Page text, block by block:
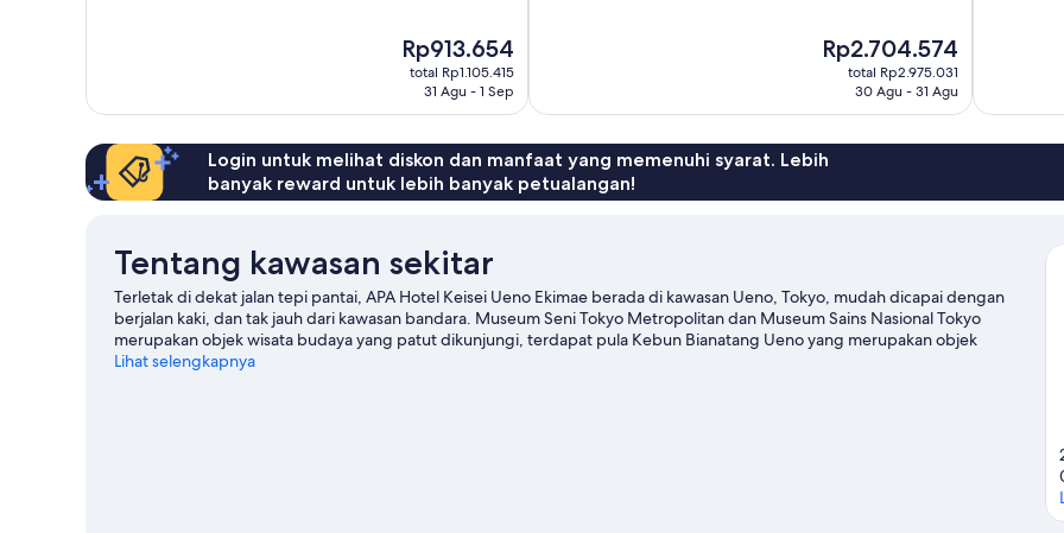
Harga
sekarang
Rp913.654
Rp913.654
total Rp1.105.415
31 Agu - 1 Sep
Harga
sekarang
Rp2.704.574
Rp2.704.574
total Rp2.975.031
30 Agu - 31 Agu
Login untuk melihat diskon dan manfaat yang memenuhi syarat. Lebih
banyak reward untuk lebih banyak petualangan!
Tentang kawasan sekitar
Terletak di dekat jalan tepi pantai, APA Hotel Keisei Ueno Ekimae berada di kawasan Ueno, Tokyo, mudah dicapai dengan
berjalan kaki, dan tak jauh dari kawasan bandara. Museum Seni Tokyo Metropolitan dan Museum Sains Nasional Tokyo
merupakan objek wisata budaya yang patut dikunjungi, terdapat pula Kebun Bianatang Ueno yang merupakan objek
wisata populer kawasan ini. Kuil Benten-Do dan Museum Nasional Seni Barat adalah tempat-tempat lain yang juga
Lihat selengkapnya